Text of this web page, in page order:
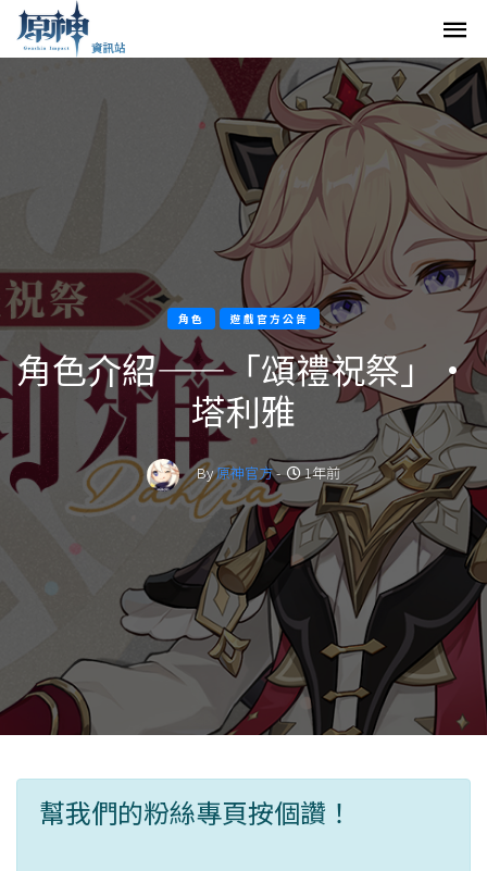
角色 遊戲官方公告
角色介紹——「頌禮祝祭」·
塔利雅
By原神官方- 1年前
幫我們的粉絲專頁按個讚！